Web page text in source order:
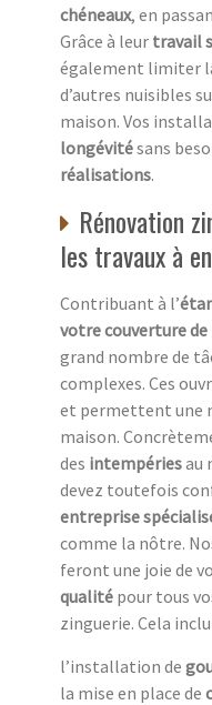
chéneaux, en
Grâce à leur travail
également limiter
d’autres nuisibles
maison. Vos
longévitésans
réalisations.
Rénovation
les travaux à
Contribuant à l’
votre couverture
grand nombre de
complexes. Ces
et permettent une
maison.
des intempériesau
devez toutefois
entreprise
comme la nôtre.
feront une joie de
qualité pour tous
zinguerie. Cela
l’installation de
la mise en place de